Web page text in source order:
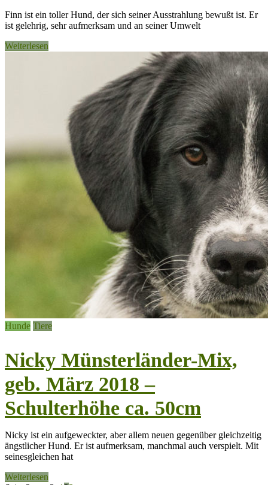
Finn ist ein toller Hund, der sich seiner Ausstrahlung bewußt ist. Er
ist gelehrig, sehr aufmerksam und an seiner Umwelt
Weiterlesen
Hunde Tiere
Nicky Münsterländer-Mix,
geb. März 2018 –
Schulterhöhe ca. 50cm
Nicky ist ein aufgeweckter, aber allem neuen gegenüber gleichzeitig
ängstlicher Hund. Er ist aufmerksam, manchmal auch verspielt. Mit
seinesgleichen hat
Weiterlesen